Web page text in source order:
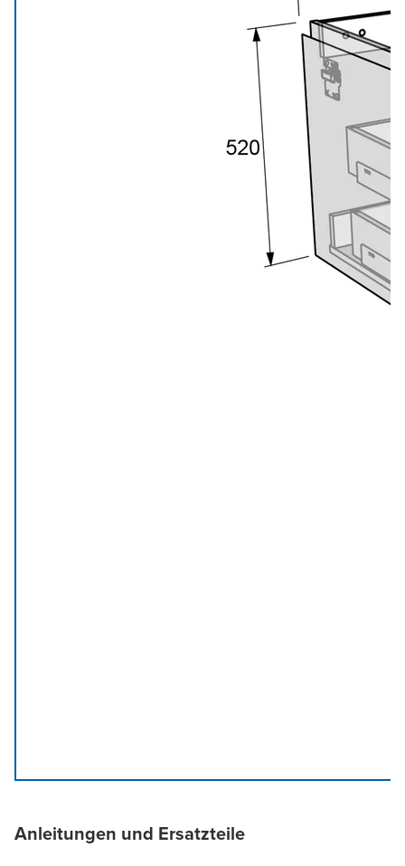
Anleitungen und Ersatzteile